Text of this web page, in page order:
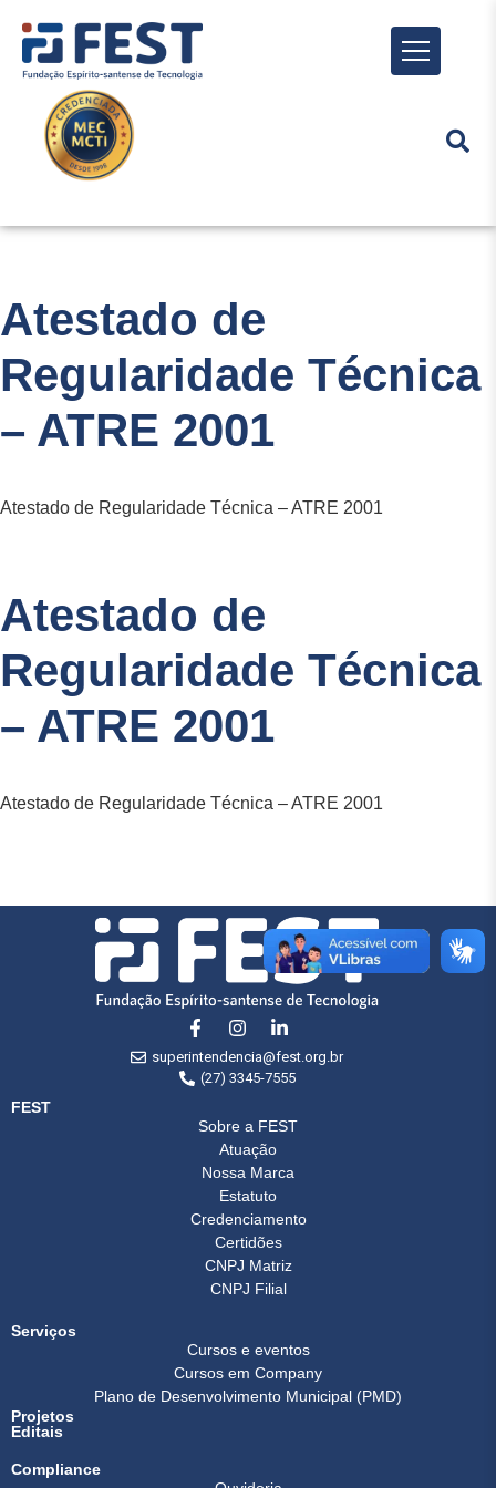
Menu
Atestado de
Regularidade Técnica
– ATRE 2001
Atestado de Regularidade Técnica – ATRE 2001
Atestado de
Regularidade Técnica
– ATRE 2001
Atestado de Regularidade Técnica – ATRE 2001
superintendencia@fest.org.br
(27) 3345-7555
FEST
Sobre a FEST
Atuação
Nossa Marca
Estatuto
Credenciamento
Certidões
CNPJ Matriz
CNPJ Filial
Serviços
Cursos e eventos
Cursos em Company
Plano de Desenvolvimento Municipal (PMD)
Projetos
Editais
Compliance